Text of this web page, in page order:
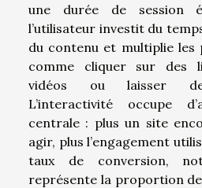
une durée de session
l’utilisateur investit du
du contenu et multiplie les
comme cliquer sur des
vidéos ou laisser
L’interactivité occupe
centrale : plus un site
agir, plus l’engagement
taux de conversion,
représente la proportion